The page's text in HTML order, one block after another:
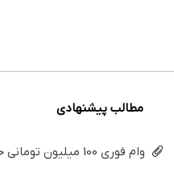
میلیون !
مطالب پیشنهادی
وام فوری 100 میلیون تومانی خرید طلا (بدون ضامن)